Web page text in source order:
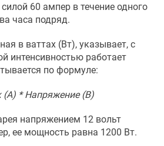
60 ампер в течение одного
часа подряд.
в ваттах (Вт), указывает, с
интенсивностью работает
по формуле:
* Напряжение (В)
напряжением 12 вольт
ее мощность равна 1200 Вт.